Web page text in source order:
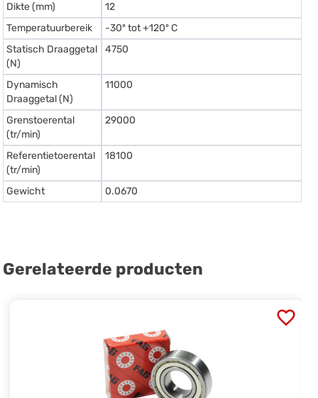
Dikte (mm)
12
Temperatuurbereik
-30º tot +120º C
Statisch Draaggetal
(N)
4750
Dynamisch
Draaggetal (N)
11000
Grenstoerental
(tr/min)
29000
Referentietoerental
(tr/min)
18100
Gewicht 0.0670
Gerelateerde producten